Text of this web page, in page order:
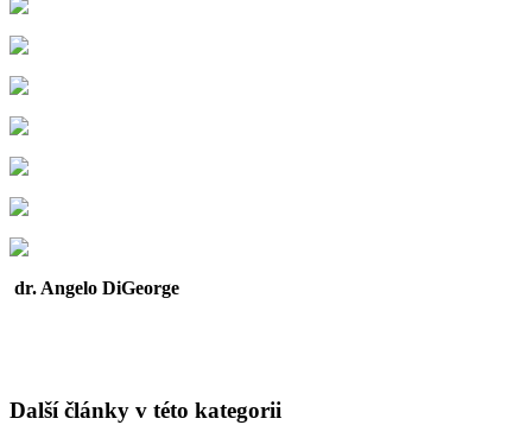
dr. Angelo DiGeorge
Další články v této kategorii